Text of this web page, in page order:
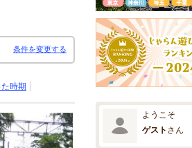
条件を変更する
時期
ようこそ
ゲスト さん